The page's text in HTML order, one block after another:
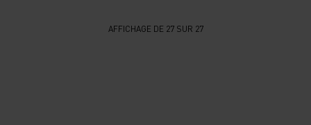
AFFICHAGE DE 27 SUR 27